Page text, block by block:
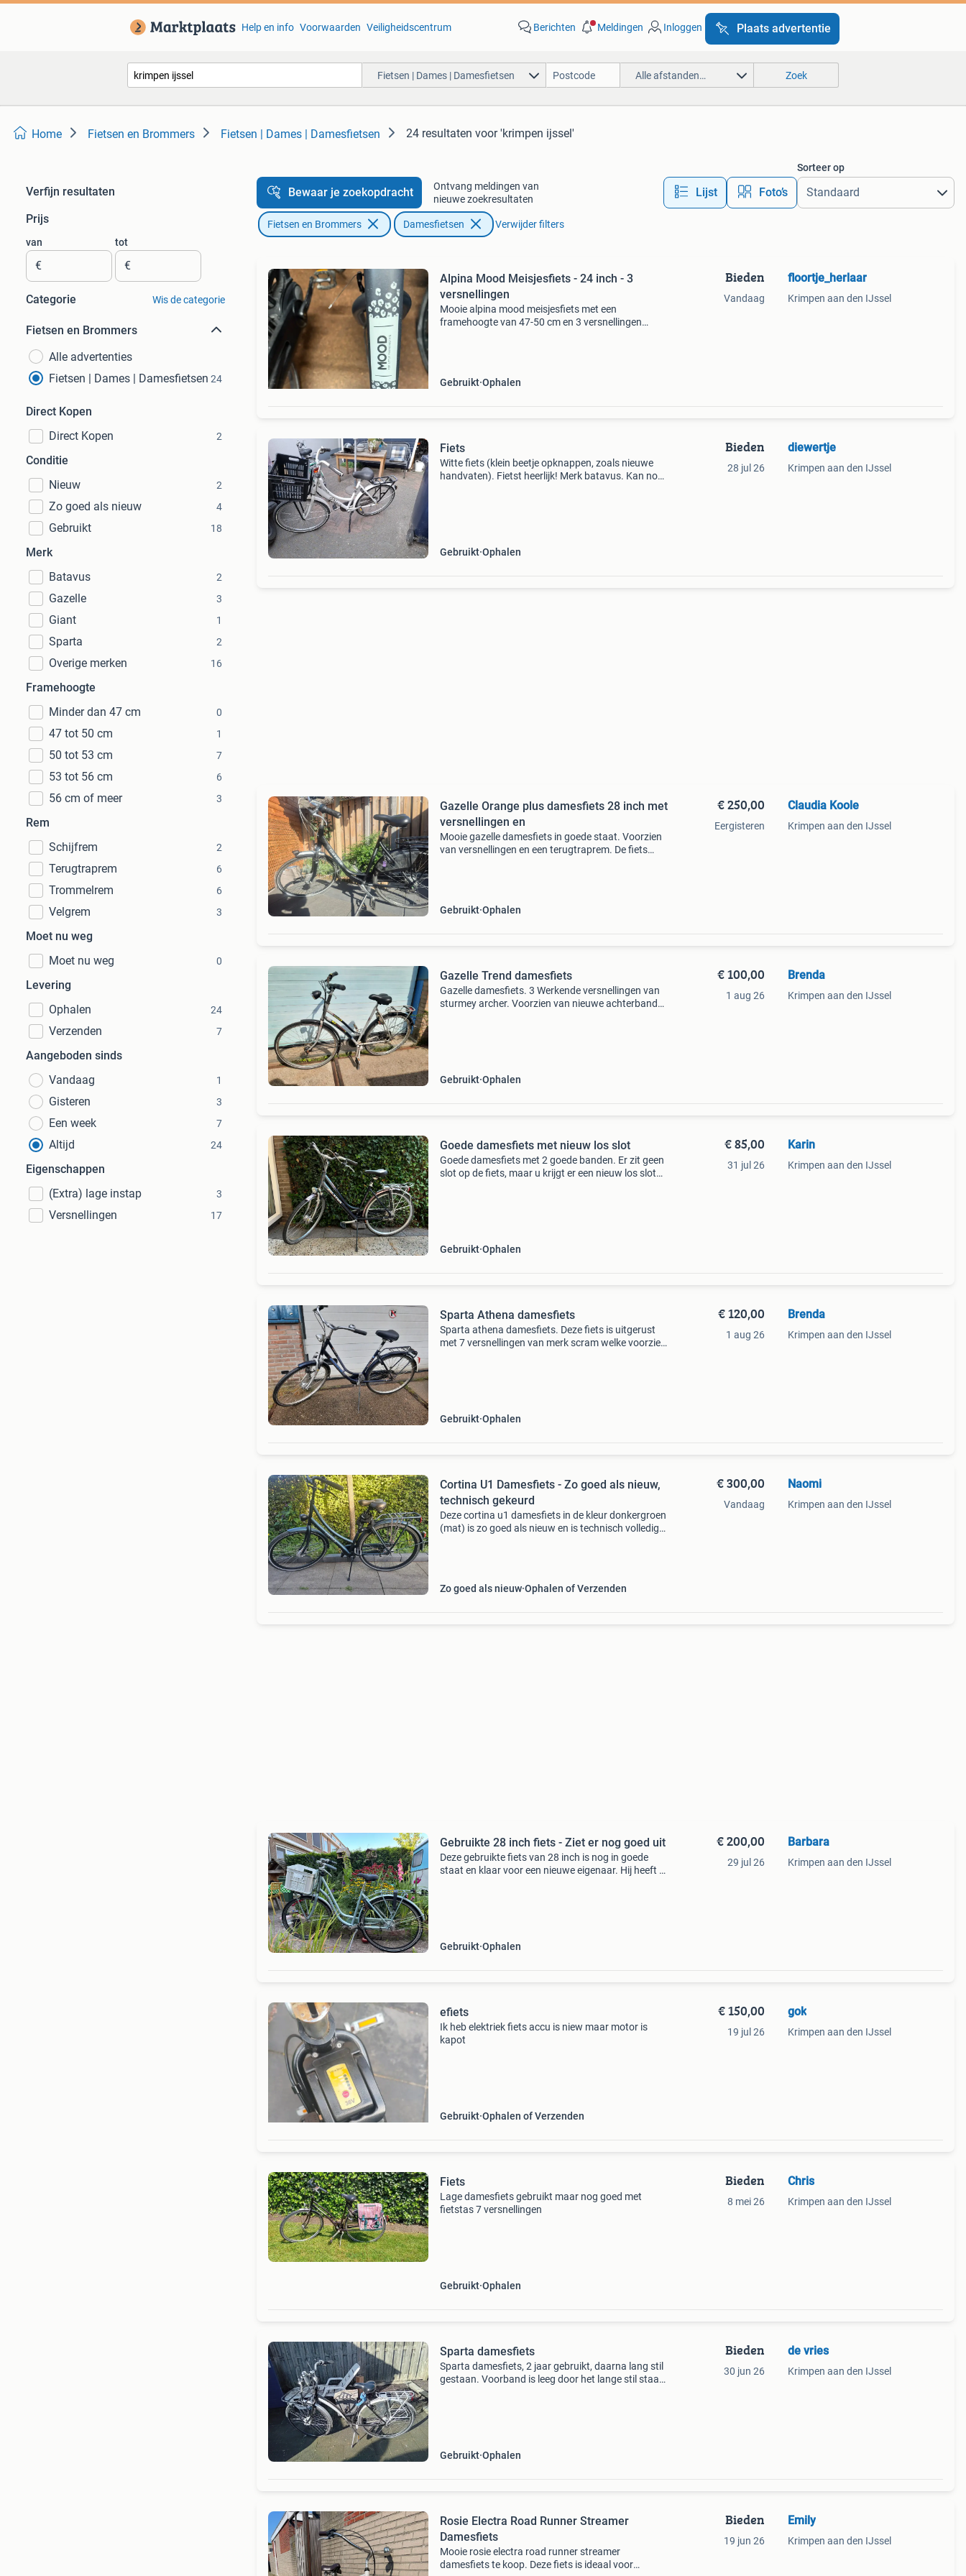
Help en info Voorwaarden Veiligheidscentrum Berichten Meldingen Inloggen Plaats advertentie
Fietsen | Dames | Damesfietsen Alle afstanden… Zoek
Home Fietsen en Brommers Fietsen | Dames | Damesfietsen 24 resultaten voor 'krimpen ijssel'
Verfijn resultaten
Prijs
van
€
tot
€
Categorie Wis de categorie
Fietsen en Brommers
Alle advertenties
Fietsen | Dames | Damesfietsen 24
Direct Kopen
Direct Kopen
2
Conditie
Nieuw
2
Zo goed als nieuw 4
Gebruikt 18
Merk
Batavus
2
Gazelle 3
Giant 1
Sparta 2
Overige merken 16
Framehoogte
Minder dan 47 cm
0
47 tot 50 cm 1
50 tot 53 cm 7
53 tot 56 cm 6
56 cm of meer 3
Rem
Schijfrem
2
Terugtraprem 6
Trommelrem 6
Velgrem 3
Moet nu weg
Moet nu weg
0
Levering
Ophalen
24
Verzenden 7
Aangeboden sinds
Vandaag
1
Gisteren 3
Een week 7
Altijd 24
Eigenschappen
(Extra) lage instap
3
Versnellingen 17
Bewaar je zoekopdracht
Ontvang meldingen van
nieuwe zoekresultaten
Lijst Foto’s
Sorteer op
Fietsen en Brommers Damesfietsen Verwijder filters
Alpina Mood Meisjesfiets - 24 inch - 3
versnellingen
Mooie alpina mood meisjesfiets met een
framehoogte van 47-50 cm en 3 versnellingen
Gebruikt Ophalen
Bieden
Vandaag
floortje_herlaar
Krimpen aan den IJssel
Fiets
Witte fiets (klein beetje opknappen, zoals nieuwe
handvaten). Fietst heerlijk! Merk batavus. Kan nog
Gebruikt Ophalen
Bieden
28 jul 26
diewertje
Krimpen aan den IJssel
Gazelle Orange plus damesfiets 28 inch met
versnellingen en
Mooie gazelle damesfiets in goede staat. Voorzien
van versnellingen en een terugtraprem. De fiets
Gebruikt Ophalen
€ 250,00
Eergisteren
Claudia Koole
Krimpen aan den IJssel
Gazelle Trend damesfiets
Gazelle damesfiets. 3 Werkende versnellingen van
sturmey archer. Voorzien van nieuwe achterband
Gebruikt Ophalen
€ 100,00
1 aug 26
Brenda
Krimpen aan den IJssel
Goede damesfiets met nieuw los slot
Goede damesfiets met 2 goede banden. Er zit geen
slot op de fiets, maar u krijgt er een nieuw los slot
Gebruikt Ophalen
€ 85,00
31 jul 26
Karin
Krimpen aan den IJssel
Sparta Athena damesfiets
Sparta athena damesfiets. Deze fiets is uitgerust
met 7 versnellingen van merk scram welke voorzien
Gebruikt Ophalen
€ 120,00
1 aug 26
Brenda
Krimpen aan den IJssel
Cortina U1 Damesfiets - Zo goed als nieuw,
technisch gekeurd
Deze cortina u1 damesfiets in de kleur donkergroen
(mat) is zo goed als nieuw en is technisch volledig
Zo goed als nieuw Ophalen of Verzenden
€ 300,00
Vandaag
Naomi
Krimpen aan den IJssel
Gebruikte 28 inch fiets - Ziet er nog goed uit
Deze gebruikte fiets van 28 inch is nog in goede
staat en klaar voor een nieuwe eigenaar. Hij heeft 7
Gebruikt Ophalen
€ 200,00
29 jul 26
Barbara
Krimpen aan den IJssel
efiets
Ik heb elektriek fiets accu is niew maar motor is
kapot
Gebruikt Ophalen of Verzenden
€ 150,00
19 jul 26
gok
Krimpen aan den IJssel
Fiets
Lage damesfiets gebruikt maar nog goed met
fietstas 7 versnellingen
Gebruikt Ophalen
Bieden
8 mei 26
Chris
Krimpen aan den IJssel
Sparta damesfiets
Sparta damesfiets, 2 jaar gebruikt, daarna lang stil
gestaan. Voorband is leeg door het lange stil staan.
Gebruikt Ophalen
Bieden
30 jun 26
de vries
Krimpen aan den IJssel
Rosie Electra Road Runner Streamer
Damesfiets
Mooie rosie electra road runner streamer
damesfiets te koop. Deze fiets is ideaal voor
Bieden
19 jun 26
Emily
Krimpen aan den IJssel